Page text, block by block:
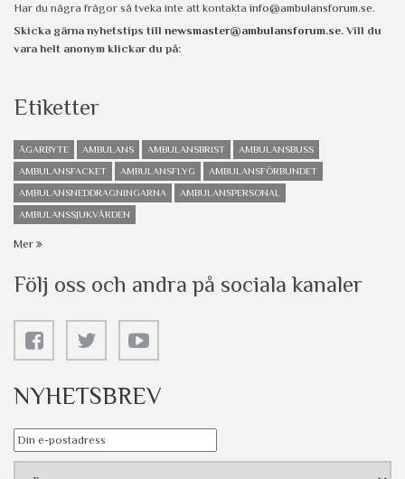
Har du några frågor så tveka inte att kontakta info@ambulansforum.se.
Skicka gärna nyhetstips till newsmaster@ambulansforum.se. Vill du
vara helt anonym klickar du på:
Etiketter
ÄGARBYTE AMBULANS AMBULANSBRIST
AMBULANSBUSS
AMBULANSFACKET
AMBULANSFLYG
AMBULANSFÖRBUNDET
AMBULANSNEDDRAGNINGARNA
AMBULANSPERSONAL
AMBULANSSJUKVÅRDEN
Mer
Följ oss och andra på sociala kanaler
NYHETSBREV